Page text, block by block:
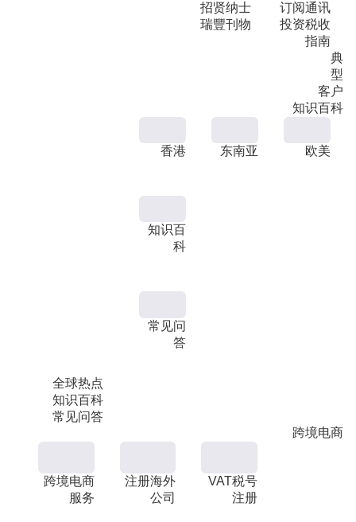
招贤纳士
瑞豐刊物
订阅通讯
投资税收
指南
典
型
客户
知识百科
全球热点
知识百科
常见问答
香港 东南亚 欧美
知识百
科
常见问
答
跨境电商
跨境电商
服务
注册海外
公司
VAT税号
注册